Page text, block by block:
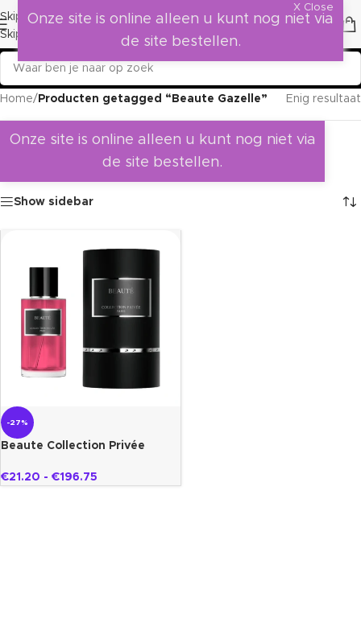
Skip to navigation
Skip to main content
Home/ Producten getagged “Beaute Gazelle” Enig resultaat
Onze site is online alleen u kunt nog niet via
de site bestellen.
Show sidebar
-27%
Beaute Collection Privée
€21.20 - €196.75
X Close
Onze site is online alleen u kunt nog niet via
de site bestellen.